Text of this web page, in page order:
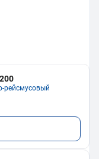
рейсмусовый